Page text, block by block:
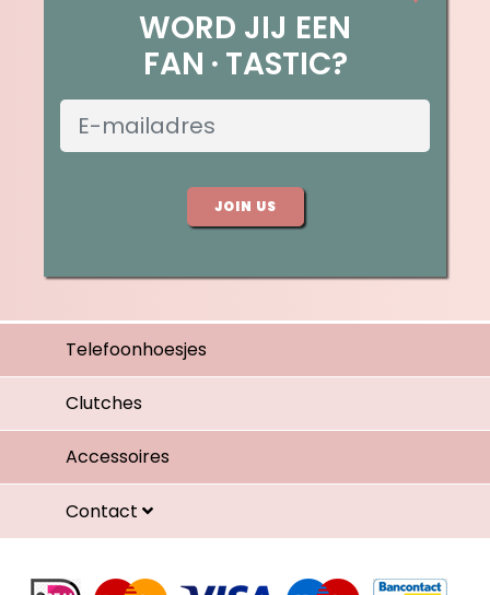
WORD JIJ EEN
FAN TASTIC?
JOIN US
Telefoonhoesjes
Clutches
Accessoires
Contact